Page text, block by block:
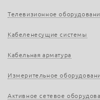
Телевизионное
Кабеленесущие системы
Кабельная арматура
Измерительное
Активное сетевое